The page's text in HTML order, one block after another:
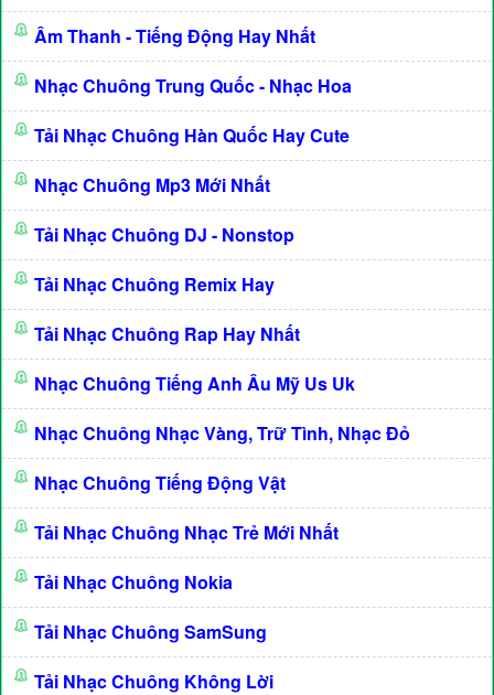
Âm Thanh - Tiếng Động Hay Nhất
Nhạc Chuông Trung Quốc - Nhạc Hoa
Tải Nhạc Chuông Hàn Quốc Hay Cute
Nhạc Chuông Mp3 Mới Nhất
Tải Nhạc Chuông DJ - Nonstop
Tải Nhạc Chuông Remix Hay
Tải Nhạc Chuông Rap Hay Nhất
Nhạc Chuông Tiếng Anh Âu Mỹ Us Uk
Nhạc Chuông Nhạc Vàng, Trữ Tình, Nhạc Đỏ
Nhạc Chuông Tiếng Động Vật
Tải Nhạc Chuông Nhạc Trẻ Mới Nhất
Tải Nhạc Chuông Nokia
Tải Nhạc Chuông SamSung
Tải Nhạc Chuông Không Lời